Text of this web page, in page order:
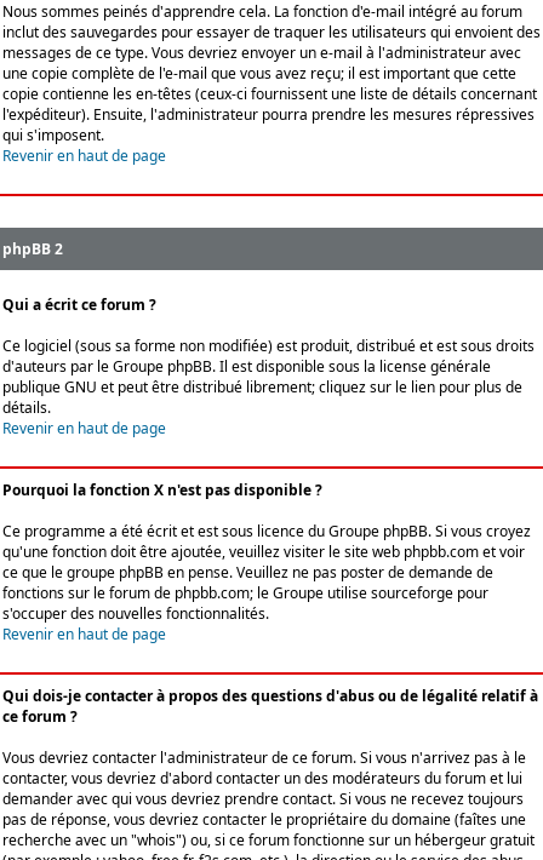
Nous sommes peinés d'apprendre cela. La fonction d'e-mail intégré au forum
inclut des sauvegardes pour essayer de traquer les utilisateurs qui envoient des
messages de ce type. Vous devriez envoyer un e-mail à l'administrateur avec
une copie complète de l'e-mail que vous avez reçu; il est important que cette
copie contienne les en-têtes (ceux-ci fournissent une liste de détails concernant
l'expéditeur). Ensuite, l'administrateur pourra prendre les mesures répressives
qui s'imposent.
Revenir en haut de page
phpBB 2
Qui a écrit ce forum ?
Ce logiciel (sous sa forme non modifiée) est produit, distribué et est sous droits
d'auteurs par leGroupe phpBB. Il est disponible sous la license générale
publique GNU et peut être distribué librement; cliquez sur le lien pour plus de
détails.
Revenir en haut de page
Pourquoi la fonction X n'est pas disponible ?
Ce programme a été écrit et est sous licence du Groupe phpBB. Si vous croyez
qu'une fonction doit être ajoutée, veuillez visiter le site web phpbb.com et voir
ce que le groupe phpBB en pense. Veuillez ne pas poster de demande de
fonctions sur le forum de phpbb.com; le Groupe utilise sourceforge pour
s'occuper des nouvelles fonctionnalités.
Revenir en haut de page
Qui dois-je contacter à propos des questions d'abus ou de légalité relatif à
ce forum ?
Vous devriez contacter l'administrateur de ce forum. Si vous n'arrivez pas à le
contacter, vous devriez d'abord contacter un des modérateurs du forum et lui
demander avec qui vous devriez prendre contact. Si vous ne recevez toujours
pas de réponse, vous devriez contacter le propriétaire du domaine (faîtes une
recherche avec un "whois") ou, si ce forum fonctionne sur un hébergeur gratuit